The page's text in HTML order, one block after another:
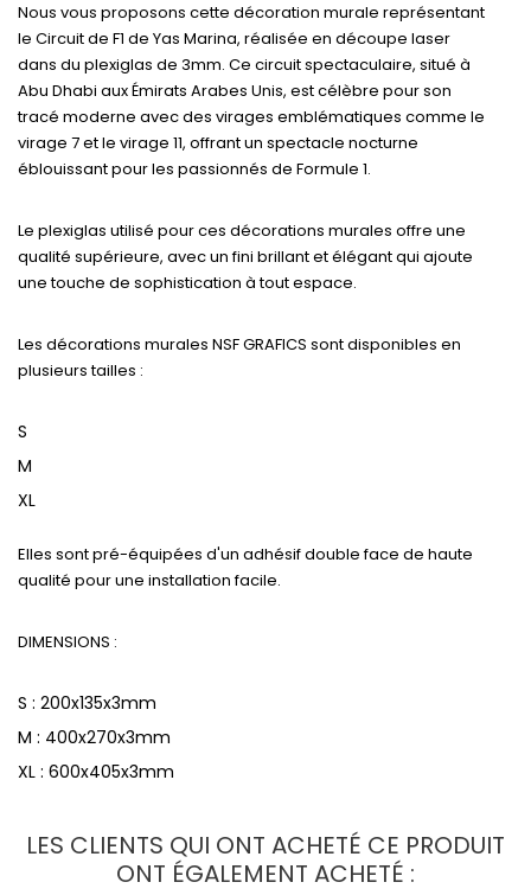
Nous vous proposons cette décoration murale représentant
le Circuit de F1 de Yas Marina, réalisée en découpe laser
dans du plexiglas de 3mm. Ce circuit spectaculaire, situé à
Abu Dhabi aux Émirats Arabes Unis, est célèbre pour son
tracé moderne avec des virages emblématiques comme le
virage 7 et le virage 11, offrant un spectacle nocturne
éblouissant pour les passionnés de Formule 1.
Le plexiglas utilisé pour ces décorations murales offre une
qualité supérieure, avec un fini brillant et élégant qui ajoute
une touche de sophistication à tout espace.
Les décorations murales NSF GRAFICS sont disponibles en
plusieurs tailles :
S
M
XL
Elles sont pré-équipées d'un adhésif double face de haute
qualité pour une installation facile.
DIMENSIONS :
S : 200x135x3mm
M : 400x270x3mm
XL : 600x405x3mm
LES CLIENTS QUI ONT ACHETÉ CE PRODUIT
ONT ÉGALEMENT ACHETÉ :